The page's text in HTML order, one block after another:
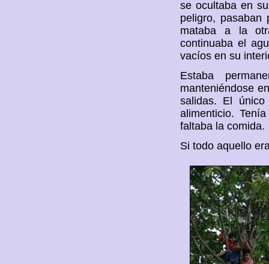
se ocultaba en
peligro,
mataba a la
continuaba el
vacíos en su
Estaba
manteniéndose
salidas. El
alimenticio.
faltaba la comida.
Si todo aquello